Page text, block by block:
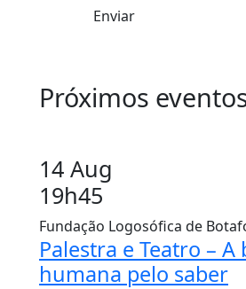
Enviar
Próximos
14 Aug
19h45
Fundação Logosófica de
Palestra e Teatro – A
humana pelo saber